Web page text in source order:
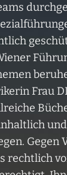
Frau
Gegen
rechtlich